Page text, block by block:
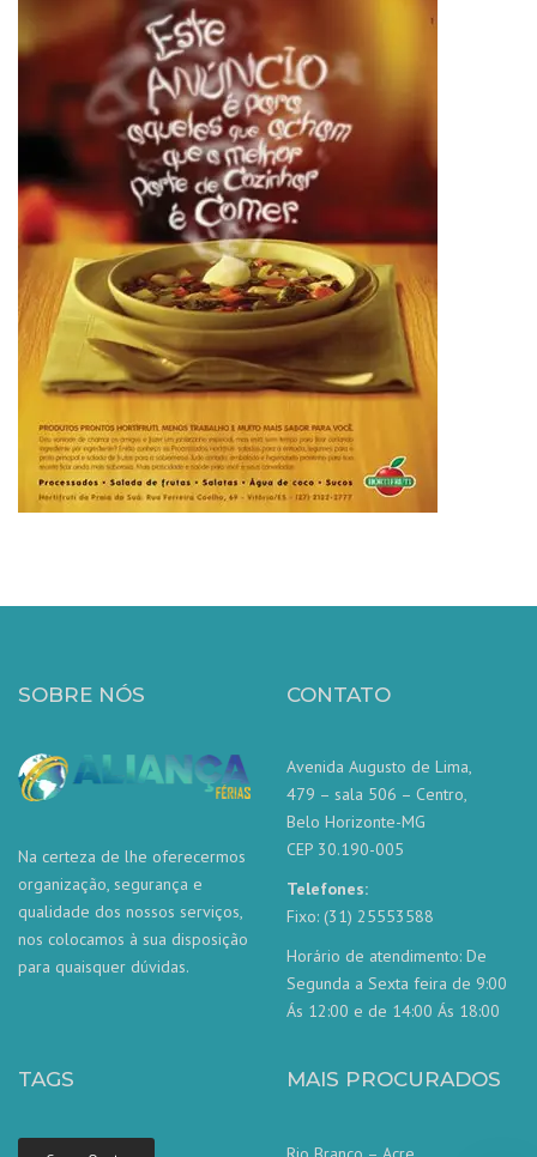
SOBRE NÓS
Na certeza de lhe oferecermos
organização, segurança e
qualidade dos nossos serviços,
nos colocamos à sua disposição
para quaisquer dúvidas.
CONTATO
Avenida Augusto de Lima,
479 – sala 506 – Centro,
Belo Horizonte-MG
CEP 30.190-005
Telefones:
Fixo: (31) 25553588
Horário de atendimento: De
Segunda a Sexta feira de 9:00
Ás 12:00 e de 14:00 Ás 18:00
TAGS MAIS PROCURADOS